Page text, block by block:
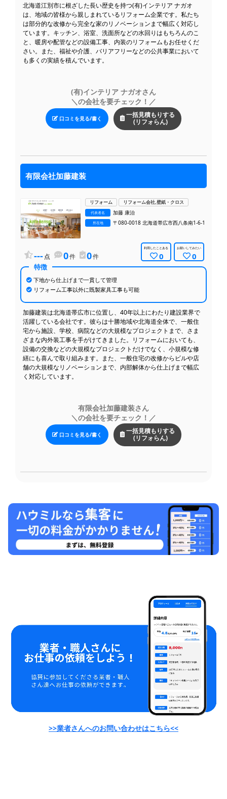
北海道江別市に根ざした長い歴史を持つ(有)インテリア ナガオ
は、地域の皆様から親しまれているリフォーム企業です。私たち
は部分的な改修から完全な家のリノベーションまで幅広く対応し
ています。キッチン、浴室、洗面所などの水回りはもちろんのこ
と、暖房や配管などの設備工事、内装のリフォームもお任せくだ
さい。また、福祉や介護、バリアフリーなどの公共事業において
も多くの実績を積んでいます。
(有)インテリア ナガオさん
＼の会社を要チェック！／
口コミを見る/書く
一括見積もりする
(リフォらん)
有限会社加藤建装
リフォーム リフォーム会社,壁紙・クロス
代表者名 加藤 康治
所在地 〒080-0018 北海道帯広市西八条南1-6-1
---点 0件 0件
利用したことある
0
お願いしてみたい
0
特徴
下地から仕上げまで一貫して管理
リフォーム工事以外に既製家具工事も可能
加藤建装は北海道帯広市に位置し、40年以上にわたり建設業界で
活躍している会社です。彼らは十勝地域や北海道全体で、一般住
宅から施設、学校、病院などの大規模なプロジェクトまで、さま
ざまな内外装工事を手がけてきました。リフォームにおいても、
設備の交換などの大規模なプロジェクトだけでなく、小規模な修
繕にも喜んで取り組みます。また、一般住宅の改修からビルや店
舗の大規模なリノベーションまで、内部解体から仕上げまで幅広
く対応しています。
有限会社加藤建装さん
＼の会社を要チェック！／
口コミを見る/書く
一括見積もりする
(リフォらん)
>>業者さんへのお問い合わせはこちら<<